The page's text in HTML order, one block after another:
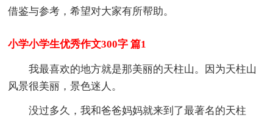
借鉴与参考，希望对大家有所帮助。
小学小学生优秀作文300字 篇1
我最喜欢的地方就是那美丽的天柱山。因为天柱山
风景很美丽，景色迷人。
没过多久，我和爸爸妈妈就来到了最著名的天柱